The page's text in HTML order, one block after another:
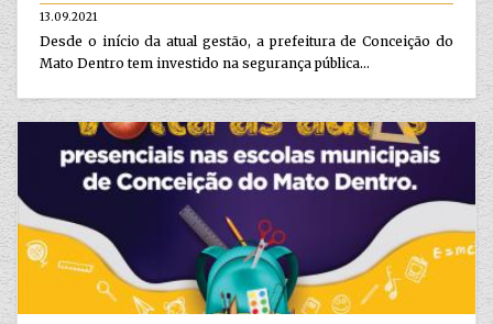
13.09.2021
Desde o início da atual gestão, a prefeitura de Conceição do
Mato Dentro tem investido na segurança pública...